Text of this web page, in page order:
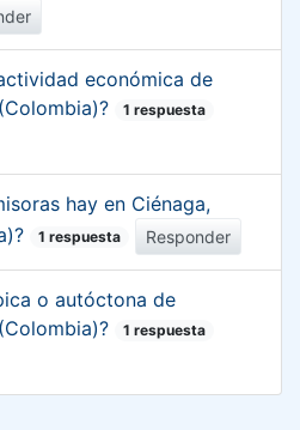
económica de
1 respuesta
hay en Ciénaga,
1 respuesta Responder
o autóctona de
1 respuesta